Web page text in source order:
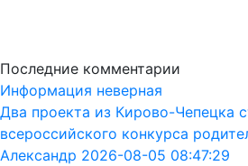
Последние комментарии
Информация неверная
Два проекта из Кирово-Чепецка
всероссийского конкурса
Александр 2026-08-05 08:47:29